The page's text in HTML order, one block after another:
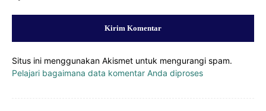
Situs ini menggunakan Akismet untuk mengurangi spam.
Pelajari bagaimana data komentar Anda diproses